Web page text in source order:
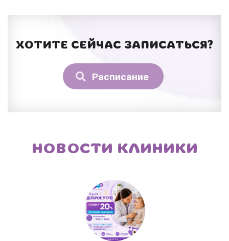
ХОТИТЕ СЕЙЧАС ЗАПИСАТЬСЯ?
Расписание
НОВОСТИ КЛИНИКИ